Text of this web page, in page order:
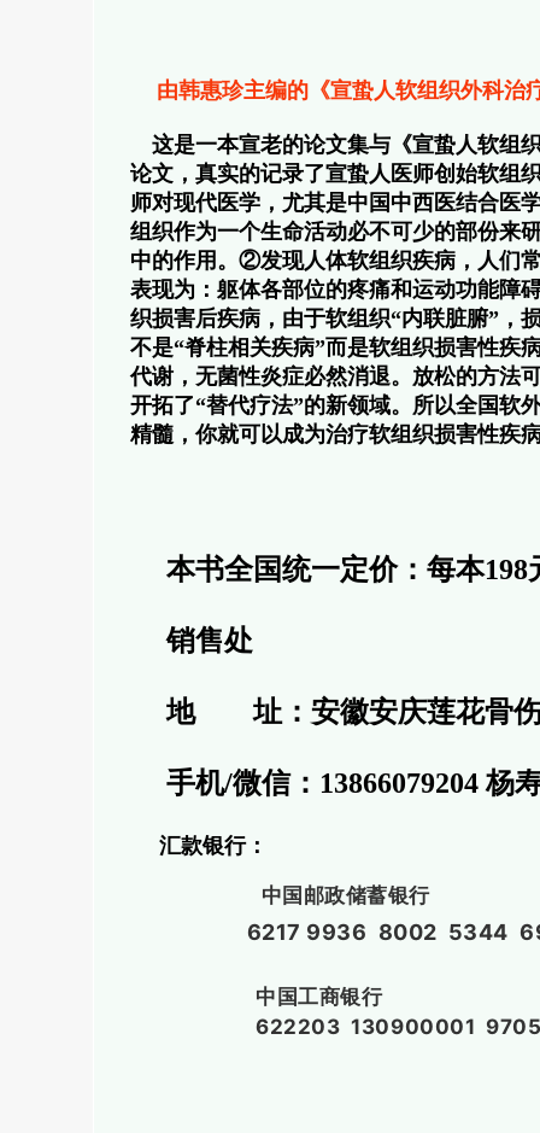
由韩惠珍主编的《宣蛰人软组织外科治
这是一本宣老的论文集与《宣蛰人软组
论文，真实的记录了宣蛰人医师创始软组
师对现代医学，尤其是中国中西医结合医
组织作为一个生命活动必不可少的部份来
中的作用。②发现人体软组织疾病，人们
表现为：躯体各部位的疼痛和运动功能障
织损害后疾病，由于软组织“内联脏腑”，
不是“脊柱相关疾病”而是软组织损害性疾
代谢，无菌性炎症必然消退。放松的方法
开拓了“替代疗法”的新领域。所以全国软
精髓，你就可以成为治疗软组织损害性疾
本书全国统一定价：每本198
销售处
地 址：安徽安庆莲花骨伤
手机/微信：13866079204 杨
汇款银行：
中国邮政储蓄银行
6217 9936 8002 5344
中国工商银行
622203 130900001 9705